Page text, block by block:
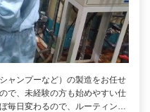
ャンプーなど）の製造をお任せ
で、未経験の方も始めやすい仕
毎日変わるので、ルーティン…